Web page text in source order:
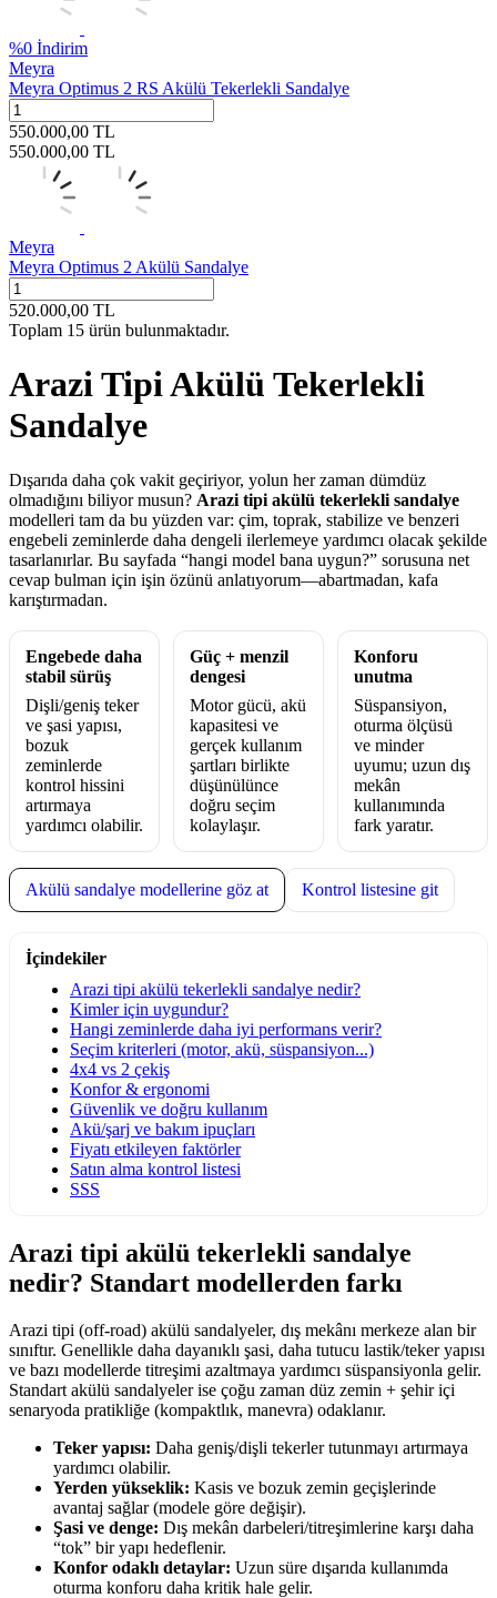
%0 İndirim
Meyra
Meyra Optimus 2 RS Akülü Tekerlekli Sandalye
550.000,00 TL
550.000,00 TL
Meyra
Meyra Optimus 2 Akülü Sandalye
520.000,00 TL
Toplam 15 ürün bulunmaktadır.
Arazi Tipi Akülü Tekerlekli
Sandalye
Dışarıda daha çok vakit geçiriyor, yolun her zaman dümdüz
olmadığını biliyor musun? Arazi tipi akülü tekerlekli sandalye
modelleri tam da bu yüzden var: çim, toprak, stabilize ve benzeri
engebeli zeminlerde daha dengeli ilerlemeye yardımcı olacak şekilde
tasarlanırlar. Bu sayfada “hangi model bana uygun?” sorusuna net
cevap bulman için işin özünü anlatıyorum—abartmadan, kafa
karıştırmadan.
Engebede daha
stabil sürüş
Dişli/geniş teker
ve şasi yapısı,
bozuk
zeminlerde
kontrol hissini
artırmaya
yardımcı olabilir.
Güç + menzil
dengesi
Motor gücü, akü
kapasitesi ve
gerçek kullanım
şartları birlikte
düşünülünce
doğru seçim
kolaylaşır.
Konforu
unutma
Süspansiyon,
oturma ölçüsü
ve minder
uyumu; uzun dış
mekân
kullanımında
fark yaratır.
Akülü sandalye modellerine göz at Kontrol listesine git
İçindekiler
Arazi tipi akülü tekerlekli sandalye nedir?
Kimler için uygundur?
Hangi zeminlerde daha iyi performans verir?
Seçim kriterleri (motor, akü, süspansiyon...)
4x4 vs 2 çekiş
Konfor & ergonomi
Güvenlik ve doğru kullanım
Akü/şarj ve bakım ipuçları
Fiyatı etkileyen faktörler
Satın alma kontrol listesi
SSS
Arazi tipi akülü tekerlekli sandalye
nedir? Standart modellerden farkı
Arazi tipi (off-road) akülü sandalyeler, dış mekânı merkeze alan bir
sınıftır. Genellikle daha dayanıklı şasi, daha tutucu lastik/teker yapısı
ve bazı modellerde titreşimi azaltmaya yardımcı süspansiyonla gelir.
Standart akülü sandalyeler ise çoğu zaman düz zemin + şehir içi
senaryoda pratikliğe (kompaktlık, manevra) odaklanır.
Teker yapısı: Daha geniş/dişli tekerler tutunmayı artırmaya
yardımcı olabilir.
Yerden yükseklik: Kasis ve bozuk zemin geçişlerinde
avantaj sağlar (modele göre değişir).
Şasi ve denge: Dış mekân darbeleri/titreşimlerine karşı daha
“tok” bir yapı hedeflenir.
Konfor odaklı detaylar: Uzun süre dışarıda kullanımda
oturma konforu daha kritik hale gelir.